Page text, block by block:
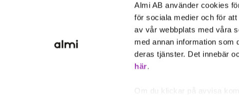
Almi AB använder cookies
för sociala medier och för
av vår webbplats med våra
med annan information som
deras tjänster. Det innebär
här.
Om du klickar på avvisa